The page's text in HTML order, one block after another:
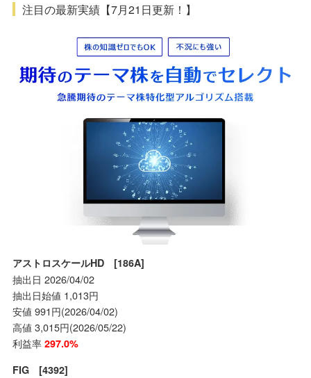
注目の最新実績【7月21日更新！】
アストロスケールHD [186A]
抽出日 2026/04/02
抽出日始値 1,013円
安値 991円(2026/04/02)
高値 3,015円(2026/05/22)
利益率 297.0%
FIG [4392]